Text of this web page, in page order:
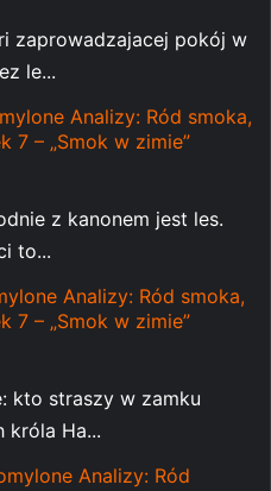
zaprowadzajacej pokój w
le...
Analizy: Ród smoka,
7 – „Smok w zimie”
z kanonem jest les.
to...
Analizy: Ród smoka,
7 – „Smok w zimie”
kto straszy w zamku
króla Ha...
Analizy: Ród